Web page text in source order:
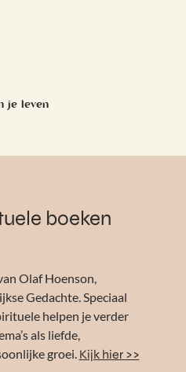
je leven
boeken
Olaf Hoenson,
Gedachte. Speciaal
helpen je verder
als liefde,
groei. Kijk hier >>